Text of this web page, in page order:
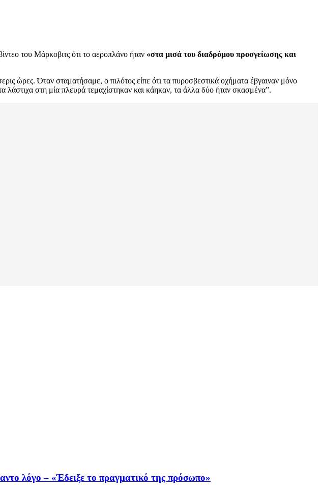
του Μάρκοβιτς ότι το αεροπλάνο ήταν «στα μισά του διαδρόμου προσγείωσης και
ώρες. Όταν σταματήσαμε, ο πιλότος είπε ότι τα πυροσβεστικά οχήματα έβγαιναν μόνο
λάστιχα στη μία πλευρά τεμαχίστηκαν και κάηκαν, τα άλλα δύο ήταν σκασμένα”.
λόγο – «Έδειξε το πραγματικό της πρόσωπο»